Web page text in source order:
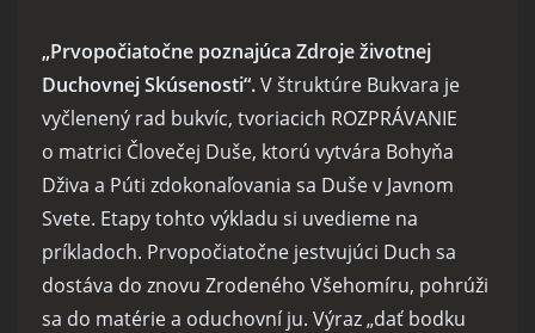
„Prvopočiatočne poznajúca Zdroje životnej
Duchovnej Skúsenosti“.V štruktúre Bukvara je
vyčlenený rad bukvíc, tvoriacich ROZPRÁVANIE
o matrici Človečej Duše, ktorú vytvára Bohyňa
Dživa a Púti zdokonaľovania sa Duše v Javnom
Svete. Etapy tohto výkladu si uvedieme na
príkladoch. Prvopočiatočne jestvujúci Duch sa
dostáva do znovu Zrodeného Všehomíru, pohrúži
sa do matérie a oduchovní ju. Výraz „dať bodku